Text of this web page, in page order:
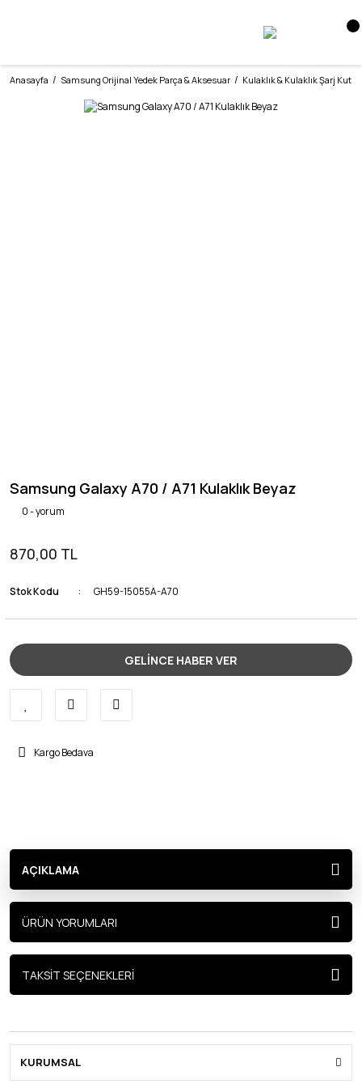
Anasayfa Samsung Orijinal Yedek Parça & Aksesuar Kulaklık & Kulaklık Şarj
Samsung Galaxy A70 / A71 Kulaklık Beyaz
0 - yorum
870,00 TL
Stok Kodu GH59-15055A-A70
GELİNCE HABER VER
Kargo Bedava
AÇIKLAMA
ÜRÜN YORUMLARI
TAKSİT SEÇENEKLERİ
KURUMSAL